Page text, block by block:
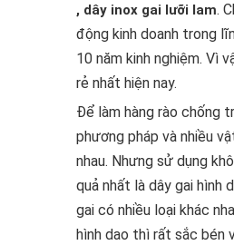
, dây inox gai lưỡi lam.
động kinh doanh trong
10 năm kinh nghiệm. Vì
rẻ nhất hiện nay.
Để làm hàng rào chống
phương pháp và nhiều
nhau. Nhưng sử dụng
quả nhất là dây gai hình
gai có nhiều loại khác
hình dao thì rất sắc bén